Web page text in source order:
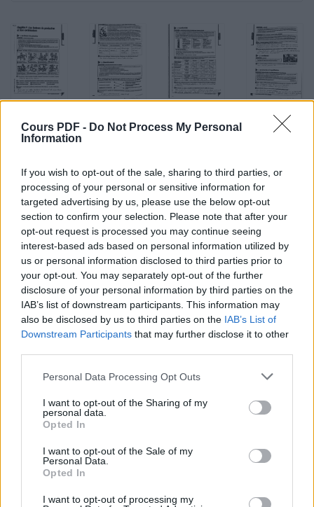
Cours PDF - Do Not Process My Personal
Information
If you wish to opt-out of the sale, sharing to third parties, or
processing of your personal or sensitive information for
targeted advertising by us, please use the below opt-out
section to confirm your selection. Please note that after your
opt-out request is processed you may continue seeing
interest-based ads based on personal information utilized by
us or personal information disclosed to third parties prior to
your opt-out. You may separately opt-out of the further
disclosure of your personal information by third parties on the
IAB’s list of downstream participants. This information may
also be disclosed by us to third parties on the IAB’s List of
Downstream Participants that may further disclose it to other
Personal Data Processing Opt Outs
I want to opt-out of the Sharing of my
personal data.
Opted In
I want to opt-out of the Sale of my
Personal Data.
Opted In
I want to opt-out of processing my
Scanned with CamScanner
Scanned with CamScanner
Télécharger le fichier (PDF)
BIT 1 correction semaine 1 et 2 +
travai_20200330120849.pdf (PDF, 3.8 Mo)
Télécharger
Formats alternatifs:
Partager le document
Faire un lien vers cette page